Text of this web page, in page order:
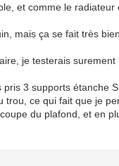
et comme le
mais ça se fait très
je testerais
3 supports étanche
ce qui fait que je
du plafond, et en